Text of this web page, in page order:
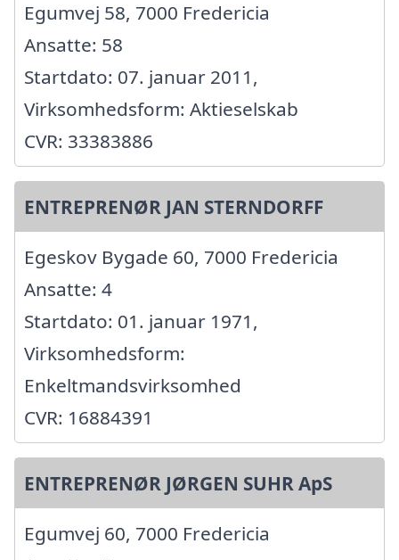
Egumvej 58, 7000 Fredericia
Ansatte: 58
Startdato: 07. januar 2011,
Virksomhedsform: Aktieselskab
CVR: 33383886
ENTREPRENØR JAN STERNDORFF
Egeskov Bygade 60, 7000 Fredericia
Ansatte: 4
Startdato: 01. januar 1971,
Virksomhedsform:
Enkeltmandsvirksomhed
CVR: 16884391
ENTREPRENØR JØRGEN SUHR ApS
Egumvej 60, 7000 Fredericia